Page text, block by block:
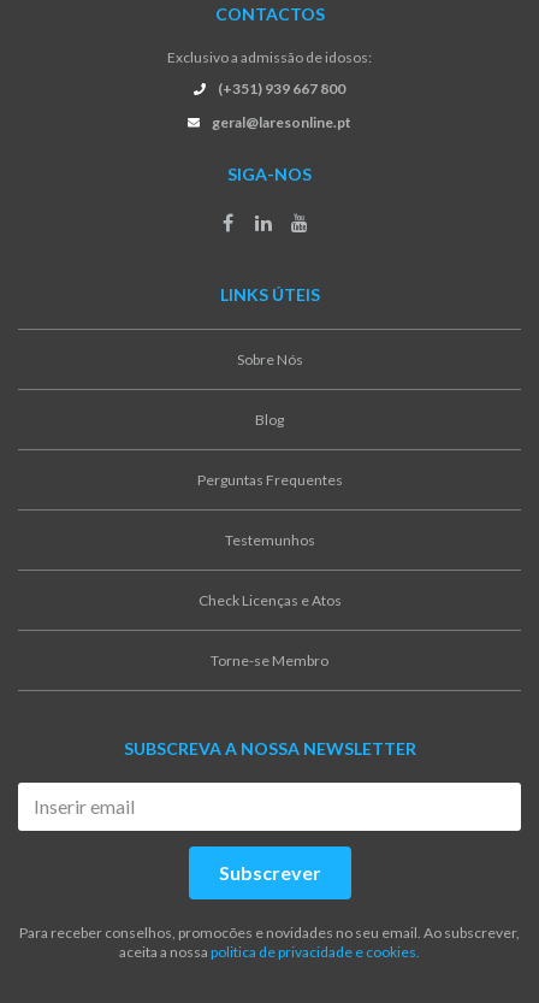
CONTACTOS
Exclusivo a admissão de idosos:
(+351) 939 667 800
geral@laresonline.pt
SIGA-NOS
LINKS ÚTEIS
Sobre Nós
Blog
Perguntas Frequentes
Testemunhos
Check Licenças e Atos
Torne-se Membro
SUBSCREVA A NOSSA NEWSLETTER
Subscrever
Para receber conselhos, promocões e novidades no seu email. Ao subscrever,
aceita a nossa politica de privacidade e cookies.